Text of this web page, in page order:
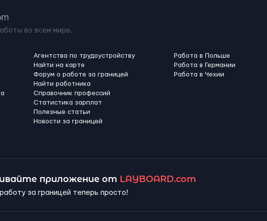
во всем мире.
Агентства по трудоустройству
Найти на карте
Форум о работе за границей
Найти работника
Справочник профессий
Статистика зарплат
Полезные статьи
Новости за границей
Работа в Польше
Работа в Германии
Работа в Чехии
приложение от LAYBOARD.com
за границей теперь просто!